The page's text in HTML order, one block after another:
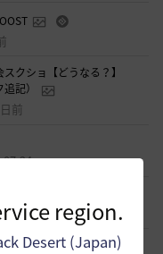
region.
Desert (Japan)
クショ【どうなる？】
記）
前